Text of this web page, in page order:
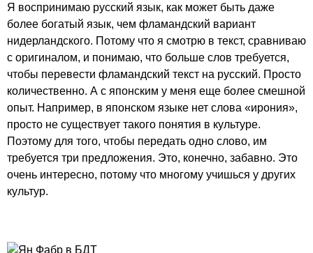
Я воспринимаю русский язык, как может быть даже
более богатый язык, чем фламандский вариант
нидерландского. Потому что я смотрю в текст, сравниваю
с оригиналом, и понимаю, что больше слов требуется,
чтобы перевести фламандский текст на русский. Просто
количественно. А с японским у меня еще более смешной
опыт. Например, в японском языке нет слова «ирония»,
просто не существует такого понятия в культуре.
Поэтому для того, чтобы передать одно слово, им
требуется три предложения. Это, конечно, забавно. Это
очень интересно, потому что многому учишься у других
культур.